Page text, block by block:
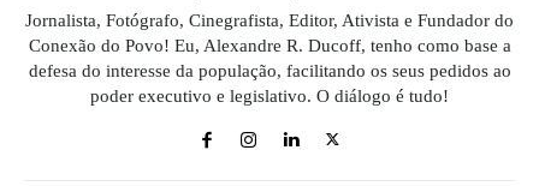
Jornalista, Fotógrafo, Cinegrafista, Editor, Ativista e Fundador do
Conexão do Povo! Eu, Alexandre R. Ducoff, tenho como base a
defesa do interesse da população, facilitando os seus pedidos ao
poder executivo e legislativo. O diálogo é tudo!